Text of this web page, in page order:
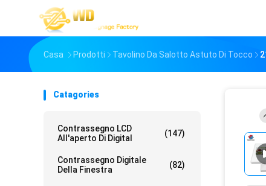
Casa Prodotti Tavolino Da Salotto Astuto Di Tocco
Catagories
Contrassegno LCD
All'aperto Di Digital
(147)
Contrassegno Digitale
Della Finestra
(82)